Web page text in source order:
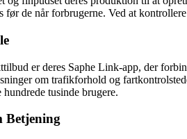
før de når forbrugerne. Ved at
er deres Saphe Link-app, der
om trafikforhold og
tusinde brugere.
Betjening